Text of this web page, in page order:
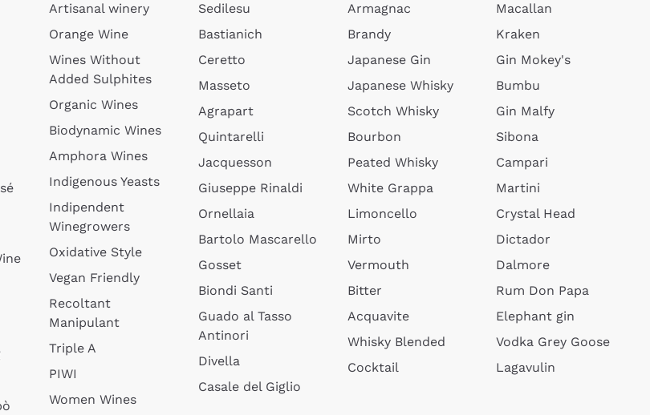
Artisanal winery
Orange Wine
Wines Without
Added Sulphites
Organic Wines
Biodynamic Wines
Amphora Wines
Indigenous Yeasts
Indipendent
Winegrowers
Oxidative Style
Vegan Friendly
Recoltant
Manipulant
Triple A
PIWI
Women Wines
Sedilesu
Bastianich
Ceretto
Masseto
Agrapart
Quintarelli
Jacquesson
Giuseppe Rinaldi
Ornellaia
Bartolo Mascarello
Gosset
Biondi Santi
Guado al Tasso
Antinori
Divella
Casale del Giglio
Armagnac
Brandy
Japanese Gin
Japanese Whisky
Scotch Whisky
Bourbon
Peated Whisky
White Grappa
Limoncello
Mirto
Vermouth
Bitter
Acquavite
Whisky Blended
Cocktail
Macallan
Kraken
Gin Mokey's
Bumbu
Gin Malfy
Sibona
Campari
Martini
Crystal Head
Dictador
Dalmore
Rum Don Papa
Elephant gin
Vodka Grey Goose
Lagavulin